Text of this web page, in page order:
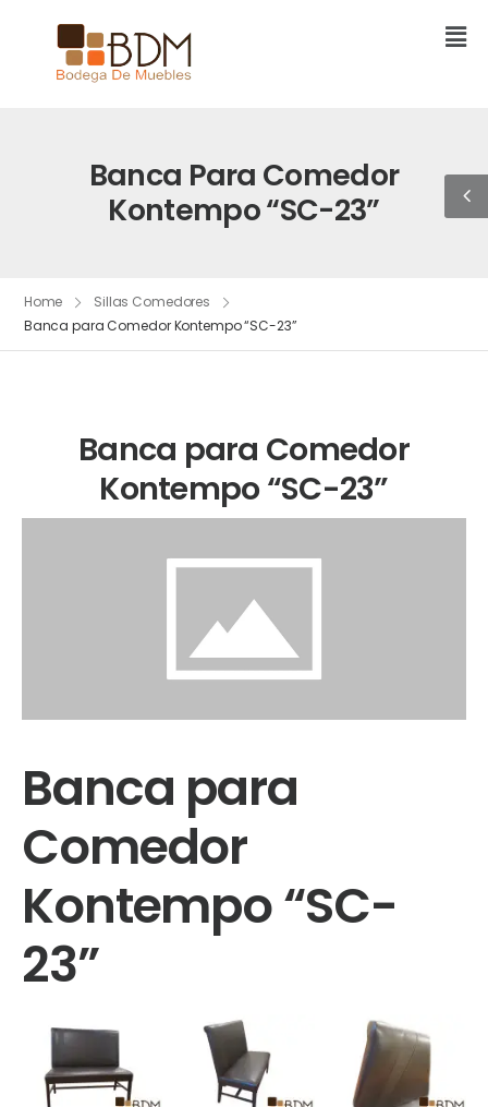
Banca Para Comedor
Kontempo “SC-23”
Home
Sillas Comedores
Banca para Comedor Kontempo “SC-23”
Banca para Comedor
Kontempo “SC-23”
Banca para
Comedor
Kontempo “SC-
23”